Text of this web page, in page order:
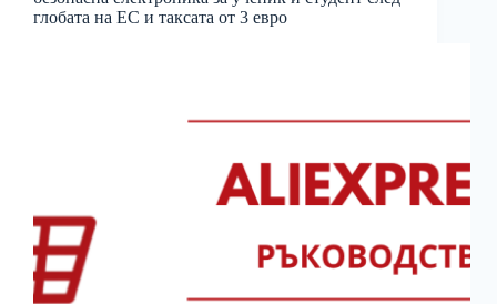
глобата на ЕС и таксата от 3 евро